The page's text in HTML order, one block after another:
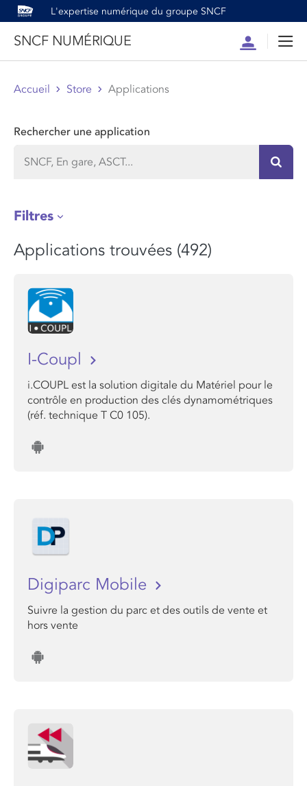
L'expertise numérique du groupe SNCF
SNCF NUMÉRIQUE
Compte
Accueil Store Applications
Rechercher une application
Filtres
Applications trouvées (492)
I-Coupl
i.COUPL est la solution digitale du Matériel pour le
contrôle en production des clés dynamométriques
(réf. technique T C0 105).
Digiparc Mobile
Suivre la gestion du parc et des outils de vente et
hors vente